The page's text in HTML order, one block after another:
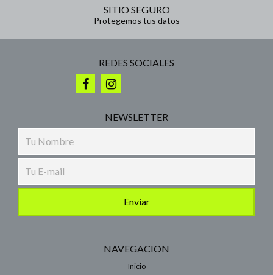
SITIO SEGURO
Protegemos tus datos
REDES SOCIALES
NEWSLETTER
NAVEGACION
Inicio